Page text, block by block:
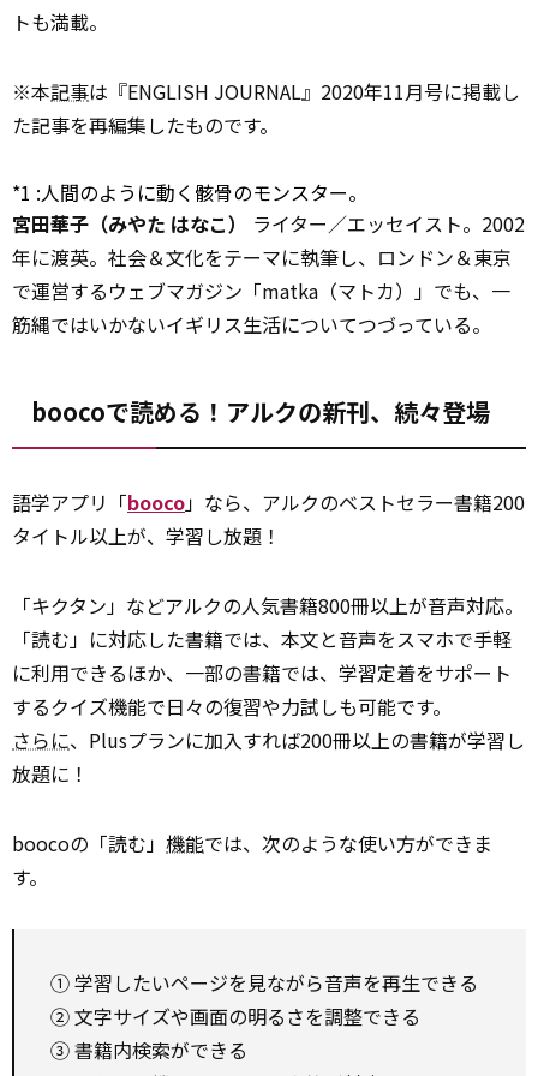
トも満載。
※本記事は『ENGLISH JOURNAL』2020年11月号に掲載し
た記事を再編集したものです。
*1 :人間のように動く骸骨のモンスター。
宮田華子（みやた はなこ）
ライター／エッセイスト。2002
年に渡英。社会＆文化をテーマに執筆し、ロンドン＆東京
で運営するウェブマガジン「matka（マトカ）」でも、一
筋縄ではいかないイギリス生活についてつづっている。
boocoで読める！アルクの新刊、続々登場
語学アプリ「booco」なら、アルクのベストセラー書籍200
タイトル以上が、学習し放題！
「キクタン」などアルクの人気書籍800冊以上が音声対応。
「読む」に対応した書籍では、本文と音声をスマホで手軽
に利用できるほか、一部の書籍では、学習定着をサポート
するクイズ機能で日々の復習や力試しも可能です。
さらに、Plusプランに加入すれば200冊以上の書籍が学習し
放題に！
boocoの「読む」 機能では、次のような使い方ができま
す。
① 学習したいページを見ながら音声を再生できる
② 文字サイズや画面の明るさを調整できる
③ 書籍内検索ができる